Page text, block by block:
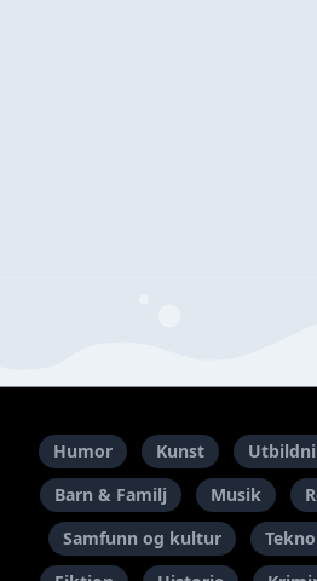
Humor Kunst
Barn & Familj
Musik
Samfunn og kultur